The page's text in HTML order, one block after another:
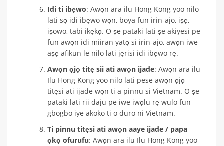
Idi ti ibẹwo: Awọn ara ilu Hong Kong yoo nilo
lati sọ idi ibẹwo wọn, boya fun irin-ajo, iṣẹ,
iṣowo, tabi ikẹkọ. O ṣe pataki lati ṣe akiyesi pe
fun awọn idi miiran yatọ si irin-ajo, awọn iwe
aṣẹ afikun le nilo lati jẹrisi idi ibẹwo rẹ.
Awọn ọjọ titẹ sii ati awọn ijade: Awọn ara ilu
Ilu Hong Kong yoo nilo lati pese awọn ọjọ
titẹsi ati ijade wọn ti a pinnu si Vietnam. O ṣe
pataki lati rii daju pe iwe iwọlu rẹ wulo fun
gbogbo iye akoko ti o duro ni Vietnam.
Ti pinnu titẹsi ati awọn aaye ijade / papa
ọkọ ofurufu: Awọn ara ilu Ilu Hong Kong yoo